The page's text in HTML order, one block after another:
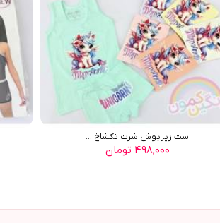
ست زیرپوش شرت تکشاخ ...
۴۹۸,۰۰۰ تومان